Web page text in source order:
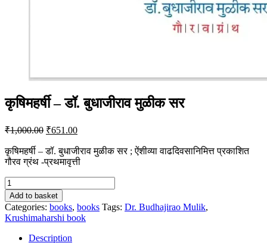
कृषिमहर्षी – डॉ. बुधाजीराव मुळीक सर
₹1,000.00 Original
was:
₹1,000.00.
₹651.00Current
is:
₹651.00.
कृषिमहर्षी – डॉ. बुधाजीराव मुळीक सर ; ऐंशीव्या वाढदिवसानिमित्त प्रकाशित
गौरव ग्रंथ -प्रथमावृत्ती
कृषिमहर्षी
-
डॉ.
बुधाजीराव
मुळीक
Add to basket
Categories: books, books Tags: Dr. Budhajirao Mulik,
Krushimaharshi book
Description